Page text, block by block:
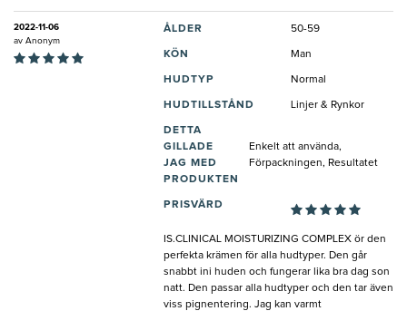
2022-11-06
av Anonym
ÅLDER 50-59
KÖN Man
HUDTYP Normal
HUDTILLSTÅND Linjer & Rynkor
DETTA
GILLADE
JAG MED
PRODUKTEN
Enkelt att använda,
Förpackningen, Resultatet
PRISVÄRD
IS.CLINICAL MOISTURIZING COMPLEX ör den
perfekta krämen för alla hudtyper. Den går
snabbt ini huden och fungerar lika bra dag son
natt. Den passar alla hudtyper och den tar även
viss pignentering. Jag kan varmt